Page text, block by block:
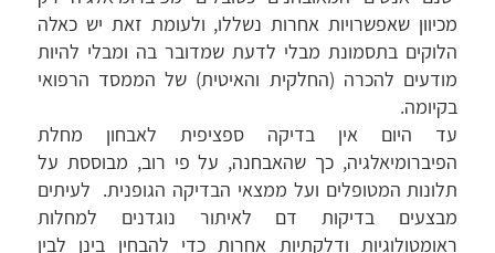
מכיוון שאפשרויות אחרות נשללו, ולעומת זאת יש כאלה
הלוקים בתסמונת מבלי לדעת שמדובר בה ומבלי להיות
מודעים להכרה (החלקית והאיטית) של הממסד הרפואי
בקיומה.
עד היום אין בדיקה ספציפית לאבחון מחלת
הפיברומיאלגיה, כך שהאבחנה, על פי רוב, מבוססת על
תלונות המטופלים ועל ממצאי הבדיקה הגופנית. לעיתים
מבצעים בדיקות דם לאיתור נוגדנים למחלות
ראומטולוגיות ודלקתיות אחרות כדי להבחין בינן לבין